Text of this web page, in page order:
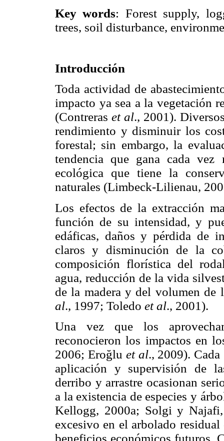
Key words: Forest supply,
trees, soil disturbance,
Introducción
Toda actividad de
impacto ya sea a la vegetación
(Contreraset al., 2001).
rendimiento y disminuir los
forestal; sin embargo, la
tendencia que gana cada
ecológica que tiene la
naturales (Limbeck-Lilienau,
Los efectos de la extracción
función de su intensidad, y
edáficas, daños y pérdida de
claros y disminución de la
composición florística del
agua, reducción de la vida
de la madera y del volumen
al., 1997; Toledo et al., 2001).
Una vez que los
reconocieron los impactos en
2006; Eroğlu et al., 2009).
aplicación y supervisión de
derribo y arrastre ocasionan
a la existencia de especies y
Kellogg, 2000a; Solgi y
excesivo en el arbolado
beneficios económicos futuros.